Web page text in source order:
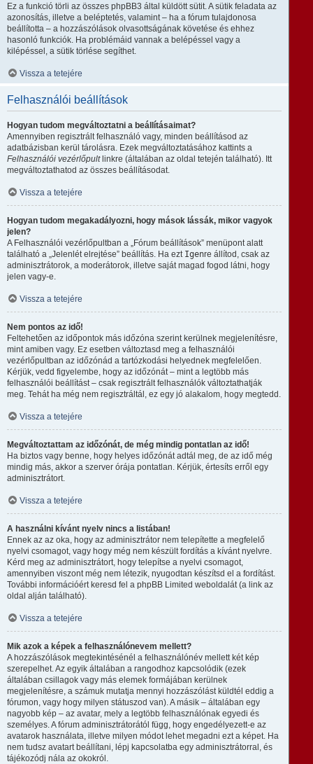
Ez a funkció törli az összes phpBB3 által küldött sütit. A sütik feladata az
azonosítás, illetve a beléptetés, valamint – ha a fórum tulajdonosa
beállította – a hozzászólások olvasottságának követése és ehhez
hasonló funkciók. Ha problémáid vannak a belépéssel vagy a
kilépéssel, a sütik törlése segíthet.
Vissza a tetejére
Felhasználói beállítások
Hogyan tudom megváltoztatni a beállításaimat?
Amennyiben regisztrált felhasználó vagy, minden beállításod az
adatbázisban kerül tárolásra. Ezek megváltoztatásához kattints a
Felhasználói vezérlőpultlinkre (általában az oldal tetején található). Itt
megváltoztathatod az összes beállításodat.
Vissza a tetejére
Hogyan tudom megakadályozni, hogy mások lássák, mikor vagyok
jelen?
A Felhasználói vezérlőpultban a „Fórum beállítások” menüpont alatt
található a „Jelenlét elrejtése” beállítás. Ha ezt Igenre állítod, csak az
adminisztrátorok, a moderátorok, illetve saját magad fogod látni, hogy
jelen vagy-e.
Vissza a tetejére
Nem pontos az idő!
Feltehetően az időpontok más időzóna szerint kerülnek megjelenítésre,
mint amiben vagy. Ez esetben változtasd meg a felhasználói
vezérlőpultban az időzónád a tartózkodási helyednek megfelelően.
Kérjük, vedd figyelembe, hogy az időzónát – mint a legtöbb más
felhasználói beállítást – csak regisztrált felhasználók változtathatják
meg. Tehát ha még nem regisztráltál, ez egy jó alakalom, hogy megtedd.
Vissza a tetejére
Megváltoztattam az időzónát, de még mindig pontatlan az idő!
Ha biztos vagy benne, hogy helyes időzónát adtál meg, de az idő még
mindig más, akkor a szerver órája pontatlan. Kérjük, értesíts erről egy
adminisztrátort.
Vissza a tetejére
A használni kívánt nyelv nincs a listában!
Ennek az az oka, hogy az adminisztrátor nem telepítette a megfelelő
nyelvi csomagot, vagy hogy még nem készült fordítás a kívánt nyelvre.
Kérd meg az adminisztrátort, hogy telepítse a nyelvi csomagot,
amennyiben viszont még nem létezik, nyugodtan készítsd el a fordítást.
További információért keresd fel a phpBB Limited weboldalát (a link az
oldal alján található).
Vissza a tetejére
Mik azok a képek a felhasználónevem mellett?
A hozzászólások megtekintésénél a felhasználónév mellett két kép
szerepelhet. Az egyik általában a rangodhoz kapcsolódik (ezek
általában csillagok vagy más elemek formájában kerülnek
megjelenítésre, a számuk mutatja mennyi hozzászólást küldtél eddig a
fórumon, vagy hogy milyen státuszod van). A másik – általában egy
nagyobb kép – az avatar, mely a legtöbb felhasználónak egyedi és
személyes. A fórum adminisztrátorától függ, hogy engedélyezett-e az
avatarok használata, illetve milyen módot lehet megadni ezt a képet. Ha
nem tudsz avatart beállítani, lépj kapcsolatba egy adminisztrátorral, és
tájékozódj nála az okokról.